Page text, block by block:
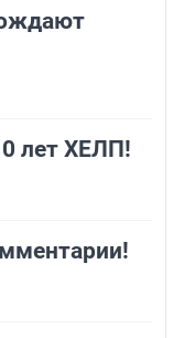
лет ХЕЛП!